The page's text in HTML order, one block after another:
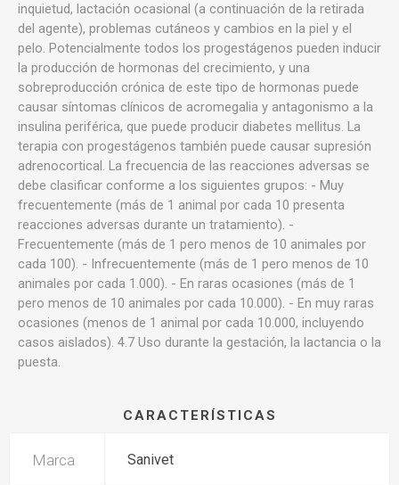
inquietud, lactación ocasional (a continuación de la retirada
del agente), problemas cutáneos y cambios en la piel y el
pelo. Potencialmente todos los progestágenos pueden inducir
la producción de hormonas del crecimiento, y una
sobreproducción crónica de este tipo de hormonas puede
causar síntomas clínicos de acromegalia y antagonismo a la
insulina periférica, que puede producir diabetes mellitus. La
terapia con progestágenos también puede causar supresión
adrenocortical. La frecuencia de las reacciones adversas se
debe clasificar conforme a los siguientes grupos: - Muy
frecuentemente (más de 1 animal por cada 10 presenta
reacciones adversas durante un tratamiento). -
Frecuentemente (más de 1 pero menos de 10 animales por
cada 100). - Infrecuentemente (más de 1 pero menos de 10
animales por cada 1.000). - En raras ocasiones (más de 1
pero menos de 10 animales por cada 10.000). - En muy raras
ocasiones (menos de 1 animal por cada 10.000, incluyendo
casos aislados). 4.7 Uso durante la gestación, la lactancia o la
puesta.
CARACTERÍSTICAS
Marca Sanivet